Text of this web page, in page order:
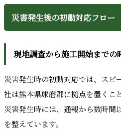
災害発生後の初動対応フロー
現地調査から施工開始までの
災害発生時の初動対応では、スピ
社は熊本県球磨郡に拠点を置くこ
災害発生時には、通報から数時間
を整えています。